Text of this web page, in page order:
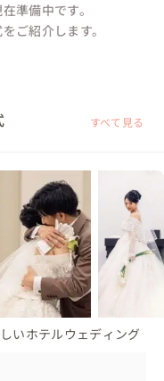
準備中です。
ご紹介します。
すべて見る
いホテルウェディング